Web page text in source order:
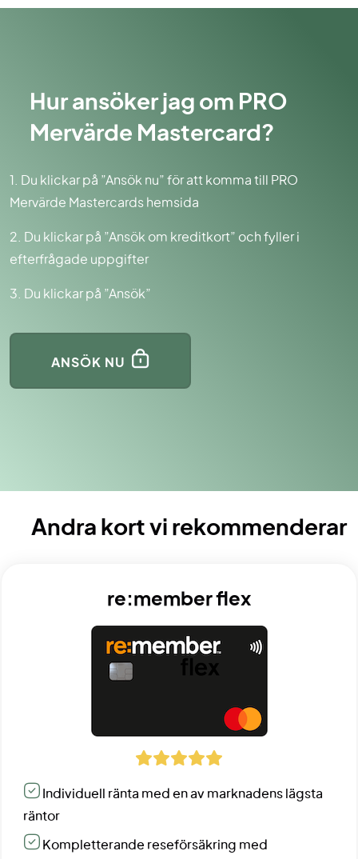
Hur ansöker jag om PRO
Mervärde Mastercard?
1. Du klickar på ”Ansök nu” för att komma till PRO
Mervärde Mastercards hemsida
2. Du klickar på ”Ansök om kreditkort” och fyller i
efterfrågade uppgifter
3. Du klickar på ”Ansök”
ANSÖK NU
Andra kort vi rekommenderar
re:member flex
Individuell ränta med en av marknadens lägsta
räntor
Kompletterande reseförsäkring med